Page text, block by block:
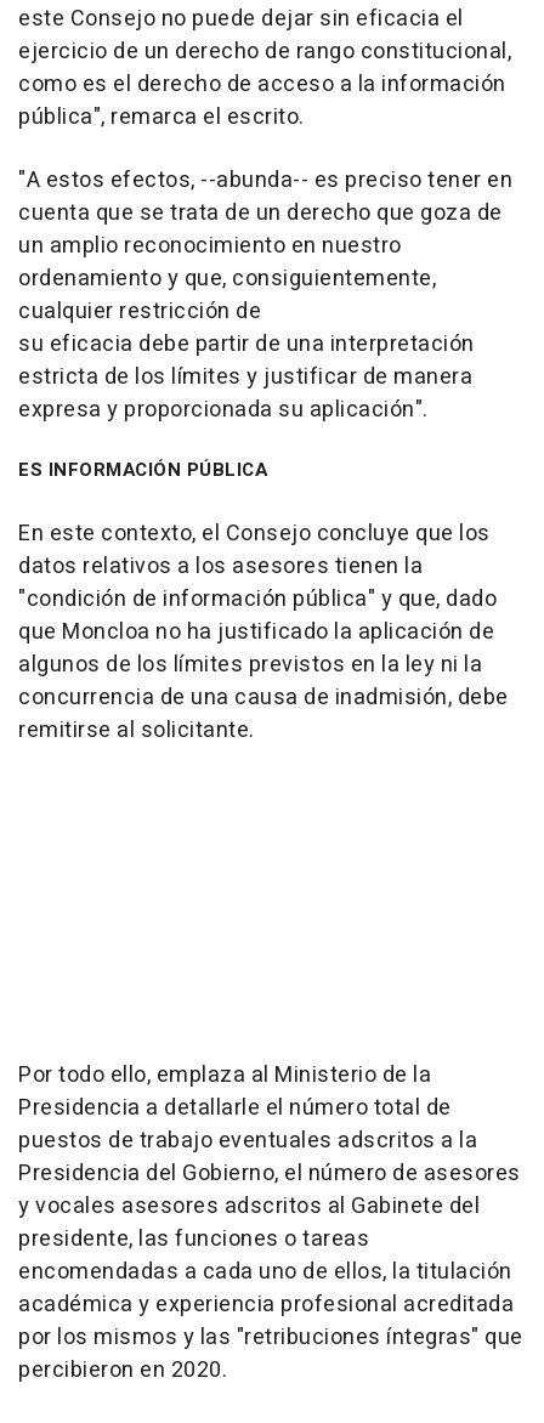
este Consejo no puede dejar sin eficacia el
ejercicio de un derecho de rango constitucional,
como es el derecho de acceso a la información
pública", remarca el escrito.
"A estos efectos, --abunda-- es preciso tener en
cuenta que se trata de un derecho que goza de
un amplio reconocimiento en nuestro
ordenamiento y que, consiguientemente,
cualquier restricción de
su eficacia debe partir de una interpretación
estricta de los límites y justificar de manera
expresa y proporcionada su aplicación".
ES INFORMACIÓN PÚBLICA
En este contexto, el Consejo concluye que los
datos relativos a los asesores tienen la
"condición de información pública" y que, dado
que Moncloa no ha justificado la aplicación de
algunos de los límites previstos en la ley ni la
concurrencia de una causa de inadmisión, debe
remitirse al solicitante.
Por todo ello, emplaza al Ministerio de la
Presidencia a detallarle el número total de
puestos de trabajo eventuales adscritos a la
Presidencia del Gobierno, el número de asesores
y vocales asesores adscritos al Gabinete del
presidente, las funciones o tareas
encomendadas a cada uno de ellos, la titulación
académica y experiencia profesional acreditada
por los mismos y las "retribuciones íntegras" que
percibieron en 2020.